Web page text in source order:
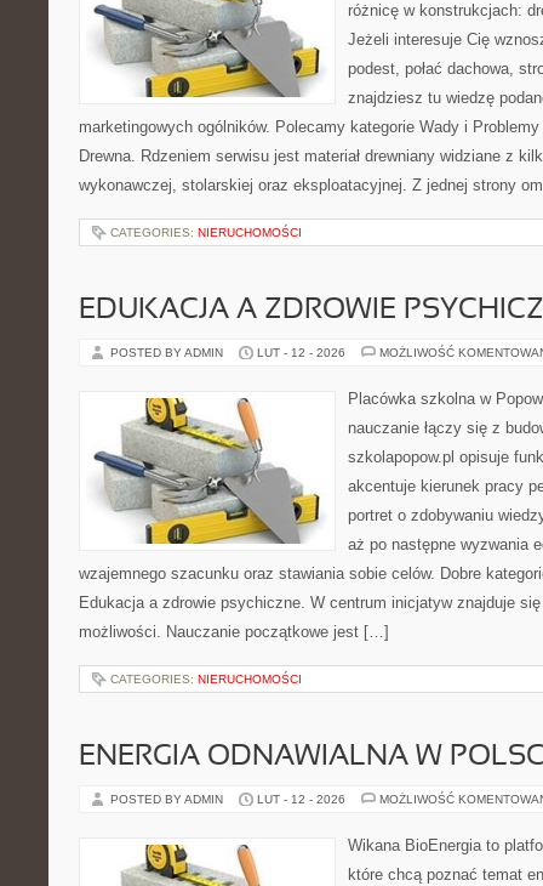
różnicę w konstrukcjach:
Jeżeli interesuje Cię
podest, połać dachowa,
znajdziesz tu wiedzę
marketingowych ogólników. Polecamy kategorie Wady i
Drewna. Rdzeniem serwisu jest materiał drewniany widziane z
wykonawczej, stolarskiej oraz eksploatacyjnej. Z jednej strony
CATEGORIES: NIERUCHOMOŚCI
EDUKACJA A ZDROWIE
POSTED BY ADMIN LUT - 12 - 2026 MOŻLIWOŚĆ
Placówka szkolna w
nauczanie łączy się z
szkolapopow.pl opisuje
akcentuje kierunek pracy
portret o zdobywaniu
aż po następne wyzwania
wzajemnego szacunku oraz stawiania sobie celów. Dobre
Edukacja a zdrowie psychiczne. W centrum inicjatyw znajduje się
możliwości. Nauczanie początkowe jest […]
CATEGORIES: NIERUCHOMOŚCI
ENERGIA ODNAWIALNA W
POSTED BY ADMIN LUT - 12 - 2026 MOŻLIWOŚĆ
Wikana BioEnergia to
które chcą poznać temat